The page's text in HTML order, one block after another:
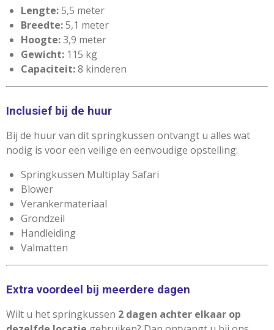
Lengte:5,5 meter
Breedte:5,1 meter
Hoogte:3,9 meter
Gewicht: 115 kg
Capaciteit:8 kinderen
Inclusief bij de huur
Bij de huur van dit springkussen ontvangt u alles wat
nodig is voor een veilige en eenvoudige opstelling:
Springkussen Multiplay Safari
Blower
Verankermateriaal
Grondzeil
Handleiding
Valmatten
Extra voordeel bij meerdere dagen
Wilt u het springkussen 2 dagen achter elkaar op